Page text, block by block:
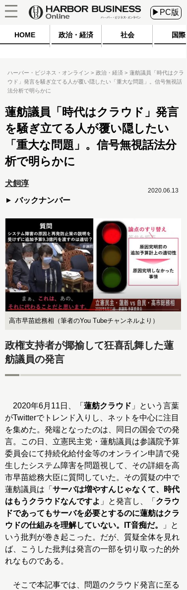
▶PC版
HOME 政治・経済 社会 国際
ハーバー・ビジネス・オンライン 政治・経済
蓮舫議員「時代はクラ
ウド」発言を騒ぎ立てる人が覆い隠したい「重大な問題」。信号無視話
法分析で明らかに
蓮舫議員「時代はクラウド」発言
を騒ぎ立てる人が覆い隠したい
「重大な問題」。信号無視話法分
析で明らかに
犬飼淳
バックナンバー
2020.06.13
高市早苗総務相（筆者のYou Tubeチャンネルより）
政権支持者が揶揄して狂喜乱舞した蓮
舫議員の発言
2020年6月11日、「 蓮舫クラウド 」という言葉
がTwitterでトレンド入りし、ネットを中心に注目
を集めた。発端となったのは、同日の国会での発
言。この日、立憲民主党・蓮舫議員は参議院予算
委員会にて持続化給付金等のオンライン申請で発
生したシステム障害を問題視して、その詳細を高
市早苗総務大臣に質問していた。その質疑の中で
蓮舫議員は「 サーバは増やすんじゃなくて、時代
はもうクラウドなんですよ 」と発言し、「 クラウ
ドであってもサーバを必要とするのに蓮舫はクラ
ウドの仕組みを理解していない。IT音痴だ。
」と
いう批判が巻き起こった。だが、質疑全体を見れ
ば、こうした批判は発言の一部を切り取った的外
れなものである。
そこで本記事では、問題のクラウド発言に至る